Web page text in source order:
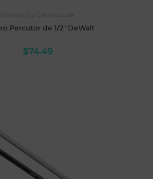
Ferretería y Construcción
Percutor de 1/2" DeWalt
$74.49